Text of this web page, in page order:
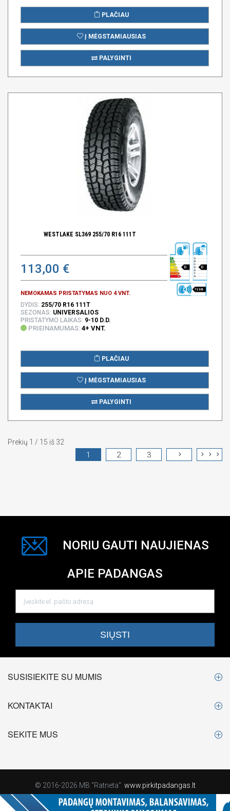
PLAČIAU
Į MĖGSTAMIAUSIAS
PALYGINTI
WESTLAKE SL369 255/70 R16 111T
113,00 €
NEMOKAMAS PRISTATYMAS NUO 4 VNT.
D D
72 DB
DYDIS: 255/70 R16 111T
SEZONAS: UNIVERSALIOS
PRISTATYMO LAIKAS: 9-10 D.D.
PRIEINAMUMAS: 4+ VNT.
PLAČIAU
Į MĖGSTAMIAUSIAS
PALYGINTI
Prekių 1 / 15 iš 32
1 2 3
NORIU GAUTI NAUJIENAS
APIE PADANGAS
SUSISIEKITE SU MUMIS
KONTAKTAI
SEKITE MUS
© 2016-2026 MB "Ratneta". www.pirkitpadangas.lt